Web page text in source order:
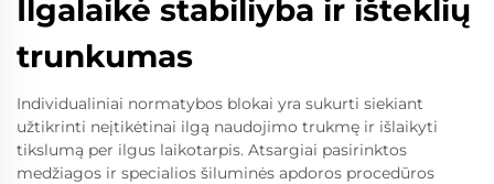
Ilgalaikė stabiliyba ir išteklių
trunkumas
Individualiniai normatybos blokai yra sukurti siekiant
užtikrinti neįtikėtinai ilgą naudojimo trukmę ir išlaikyti
tikslumą per ilgus laikotarpis. Atsargiai pasirinktos
medžiagos ir specialios šiluminės apdoros procedūros